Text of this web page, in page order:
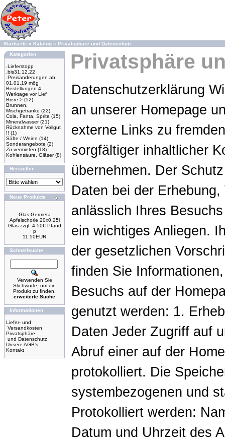
Startseite » Katalog » Privatsphäre und Datenschutz
Kategorien
.Lieferstopp
.bis31.12.22
.Preisänderungen ab
01,01,19 mög
Bestellungen 4
Werktage vor Lief
Biere-> (52)
Brunnen,
Mischgetränke (22)
Cola, Fanta, Sprite (15)
Mineralwasser(21)
Rücknahme von Vollgut
!! (1)
Säfte / Weine (14)
Sonderangebote (2)
Zu vermieten (18)
Kohlensäure, Gläser(8)
Hersteller
Neue Produkte
Glas Germeta
Apfelschorle 20x0.25l
Glas zzgl. 4.50€ Pfand
p
11.50EUR
Schnellsuche
Verwenden Sie
Stichworte, um ein
Produkt zu finden.
erweiterte Suche
Informationen
Liefer- und
Versandkosten
Privatsphäre
und Datenschutz
Unsere AGB's
Kontakt
Privatsphäre
Datenschutzerklärung
an unserer Homepage
externe Links zu
sorgfältiger inhaltlicher
übernehmen. Der
Daten bei der
anlässlich Ihres
ein wichtiges Anliegen.
der gesetzlichen
finden Sie
Besuchs auf der
genutzt werden: 1.
Daten Jeder Zugriff auf
Abruf einer auf der
protokolliert. Die
systembezogenen und
Protokolliert werden:
Datum und Uhrzeit des